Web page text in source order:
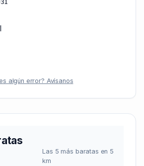
algún error? Avísanos
Las 5 más baratas en 5
km